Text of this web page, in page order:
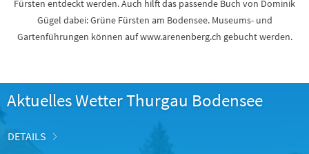
Fürsten entdeckt werden. Auch hilft das passende Buch von Dominik
Gügel dabei: Grüne Fürsten am Bodensee. Museums- und
Gartenführungen können auf www.arenenberg.ch gebucht werden.
Aktuelles Wetter Thurgau Bodensee
DETAILS